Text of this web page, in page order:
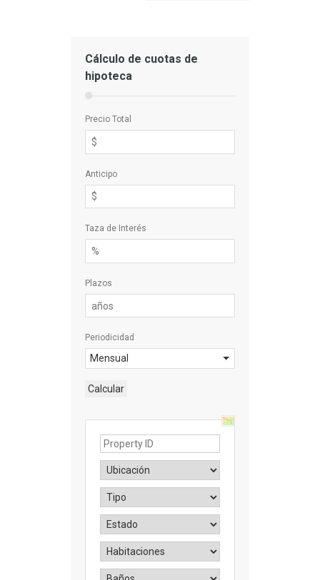
Cálculo de cuotas de
hipoteca
Precio Total
Anticipo
Taza de Interés
Plazos
Periodicidad